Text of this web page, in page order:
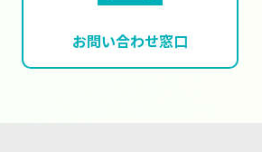
お問い合わせ窓口